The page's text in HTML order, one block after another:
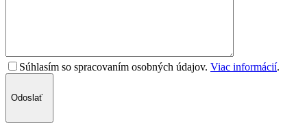
Súhlasím so spracovaním osobných údajov. Viac informácií.
Odoslať